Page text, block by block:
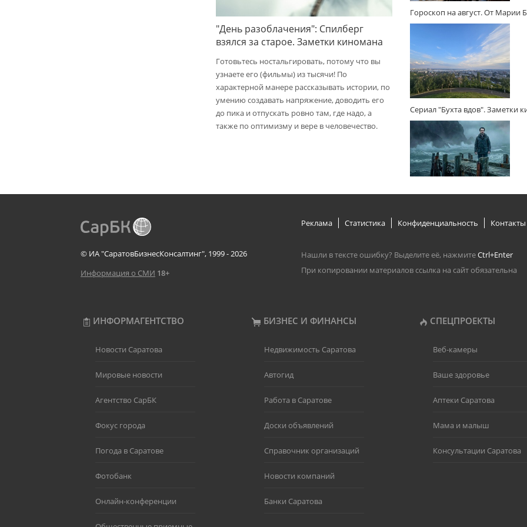
"День разоблачения": Спилберг
взялся за старое. Заметки киномана
Готовьтесь ностальгировать, потому что вы
узнаете его (фильмы) из тысячи! По
характерной манере рассказывать истории, по
умению создавать напряжение, доводить его
до пика и отпускать ровно там, где надо, а
также по оптимизму и вере в человечество.
Гороскоп на август. От Марии
Сериал "Бухта вдов". Заметки
© ИА "СаратовБизнесКонсалтинг", 1999 - 2026
Информация о СМИ 18+
Реклама Статистика Конфиденциальность Контакты
Нашли в тексте ошибку? Выделите её, нажмитеCtrl+Enter
При копировании материалов ссылка на сайт обязательна
ИНФОРМАГЕНТСТВО БИЗНЕС И ФИНАНСЫ СПЕЦПРОЕКТЫ
Новости Саратова
Мировые новости
Агентство СарБК
Фокус города
Погода в Саратове
Фотобанк
Онлайн-конференции
Недвижимость Саратова
Автогид
Работа в Саратове
Доски объявлений
Справочник организаций
Новости компаний
Банки Саратова
Веб-камеры
Ваше здоровье
Аптеки Саратова
Мама и малыш
Консультации Саратова